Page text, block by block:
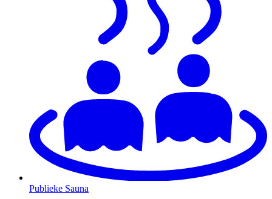
Publieke Sauna